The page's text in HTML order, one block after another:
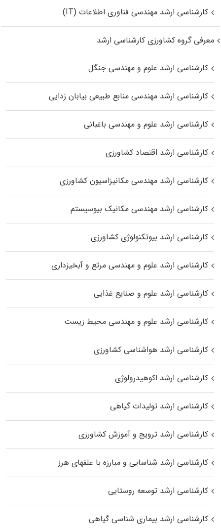
کارشناسی ارشد مهندسی فناوری اطلاعات (IT)
معرفی گروه کشاورزی کارشناسی ارشد
کارشناسی ارشد علوم و مهندسی جنگل
کارشناسی ارشد مهندسی منابع طبیعی بیابان زدایی
کارشناسی ارشد علوم و مهندسی باغبانی
کارشناسی ارشد اقتصاد کشاورزی
کارشناسی ارشد مهندسی مکانیزاسیون کشاورزی
کارشناسی ارشد مهندسی مکانیک بیوسیستم
کارشناسی ارشد بیوتکنولوژی کشاورزی
کارشناسی ارشد علوم و مهندسی مرتع و آبخیزداری
کارشناسی ارشد علوم و صنایع غذایی
کارشناسی ارشد علوم و مهندسی محیط زیست
کارشناسی ارشد هواشناسی کشاورزی
کارشناسی ارشد اکوهیدرولوژی
کارشناسی ارشد تولیدات گیاهی
کارشناسی ارشد ترویج و آموزش کشاورزی
کارشناسی ارشد شناسایی و مبارزه با علفهای هرز
کارشناسی ارشد توسعه روستایی
کارشناسی ارشد بیماری‌ شناسی گیاهی